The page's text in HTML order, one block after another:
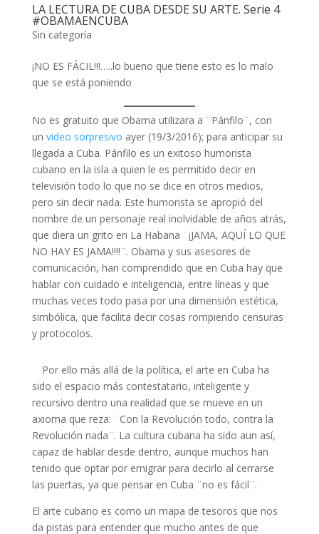
LA LECTURA DE CUBA DESDE SU ARTE. Serie 4
#OBAMAENCUBA
Sin categoría
¡NO ES FÁCIL!!!…..lo bueno que tiene esto es lo malo
que se está poniendo
No es gratuito que Obama utilizara a ¨Pánfilo¨, con
un video sorpresivo ayer (19/3/2016); para anticipar su
llegada a Cuba. Pánfilo es un exitoso humorista
cubano en la isla a quien le es permitido decir en
televisión todo lo que no se dice en otros medios,
pero sin decir nada. Este humorista se apropió del
nombre de un personaje real inolvidable de años atrás,
que diera un grito en La Habana ¨¡JAMA, AQUÍ LO QUE
NO HAY ES JAMA!!!!¨. Obama y sus asesores de
comunicación, han comprendido que en Cuba hay que
hablar con cuidado e inteligencia, entre líneas y que
muchas veces todo pasa por una dimensión estética,
simbólica, que facilita decir cosas rompiendo censuras
y protocolos.
Por ello más allá de la política, el arte en Cuba ha
sido el espacio más contestatario, inteligente y
recursivo dentro una realidad que se mueve en un
axioma que reza: ¨Con la Revolución todo, contra la
Revolución nada¨. La cultura cubana ha sido aun así,
capaz de hablar desde dentro, aunque muchos han
tenido que optar por emigrar para decirlo al cerrarse
las puertas, ya que pensar en Cuba ¨no es fácil¨.
El arte cubano es como un mapa de tesoros que nos
da pistas para entender que mucho antes de que